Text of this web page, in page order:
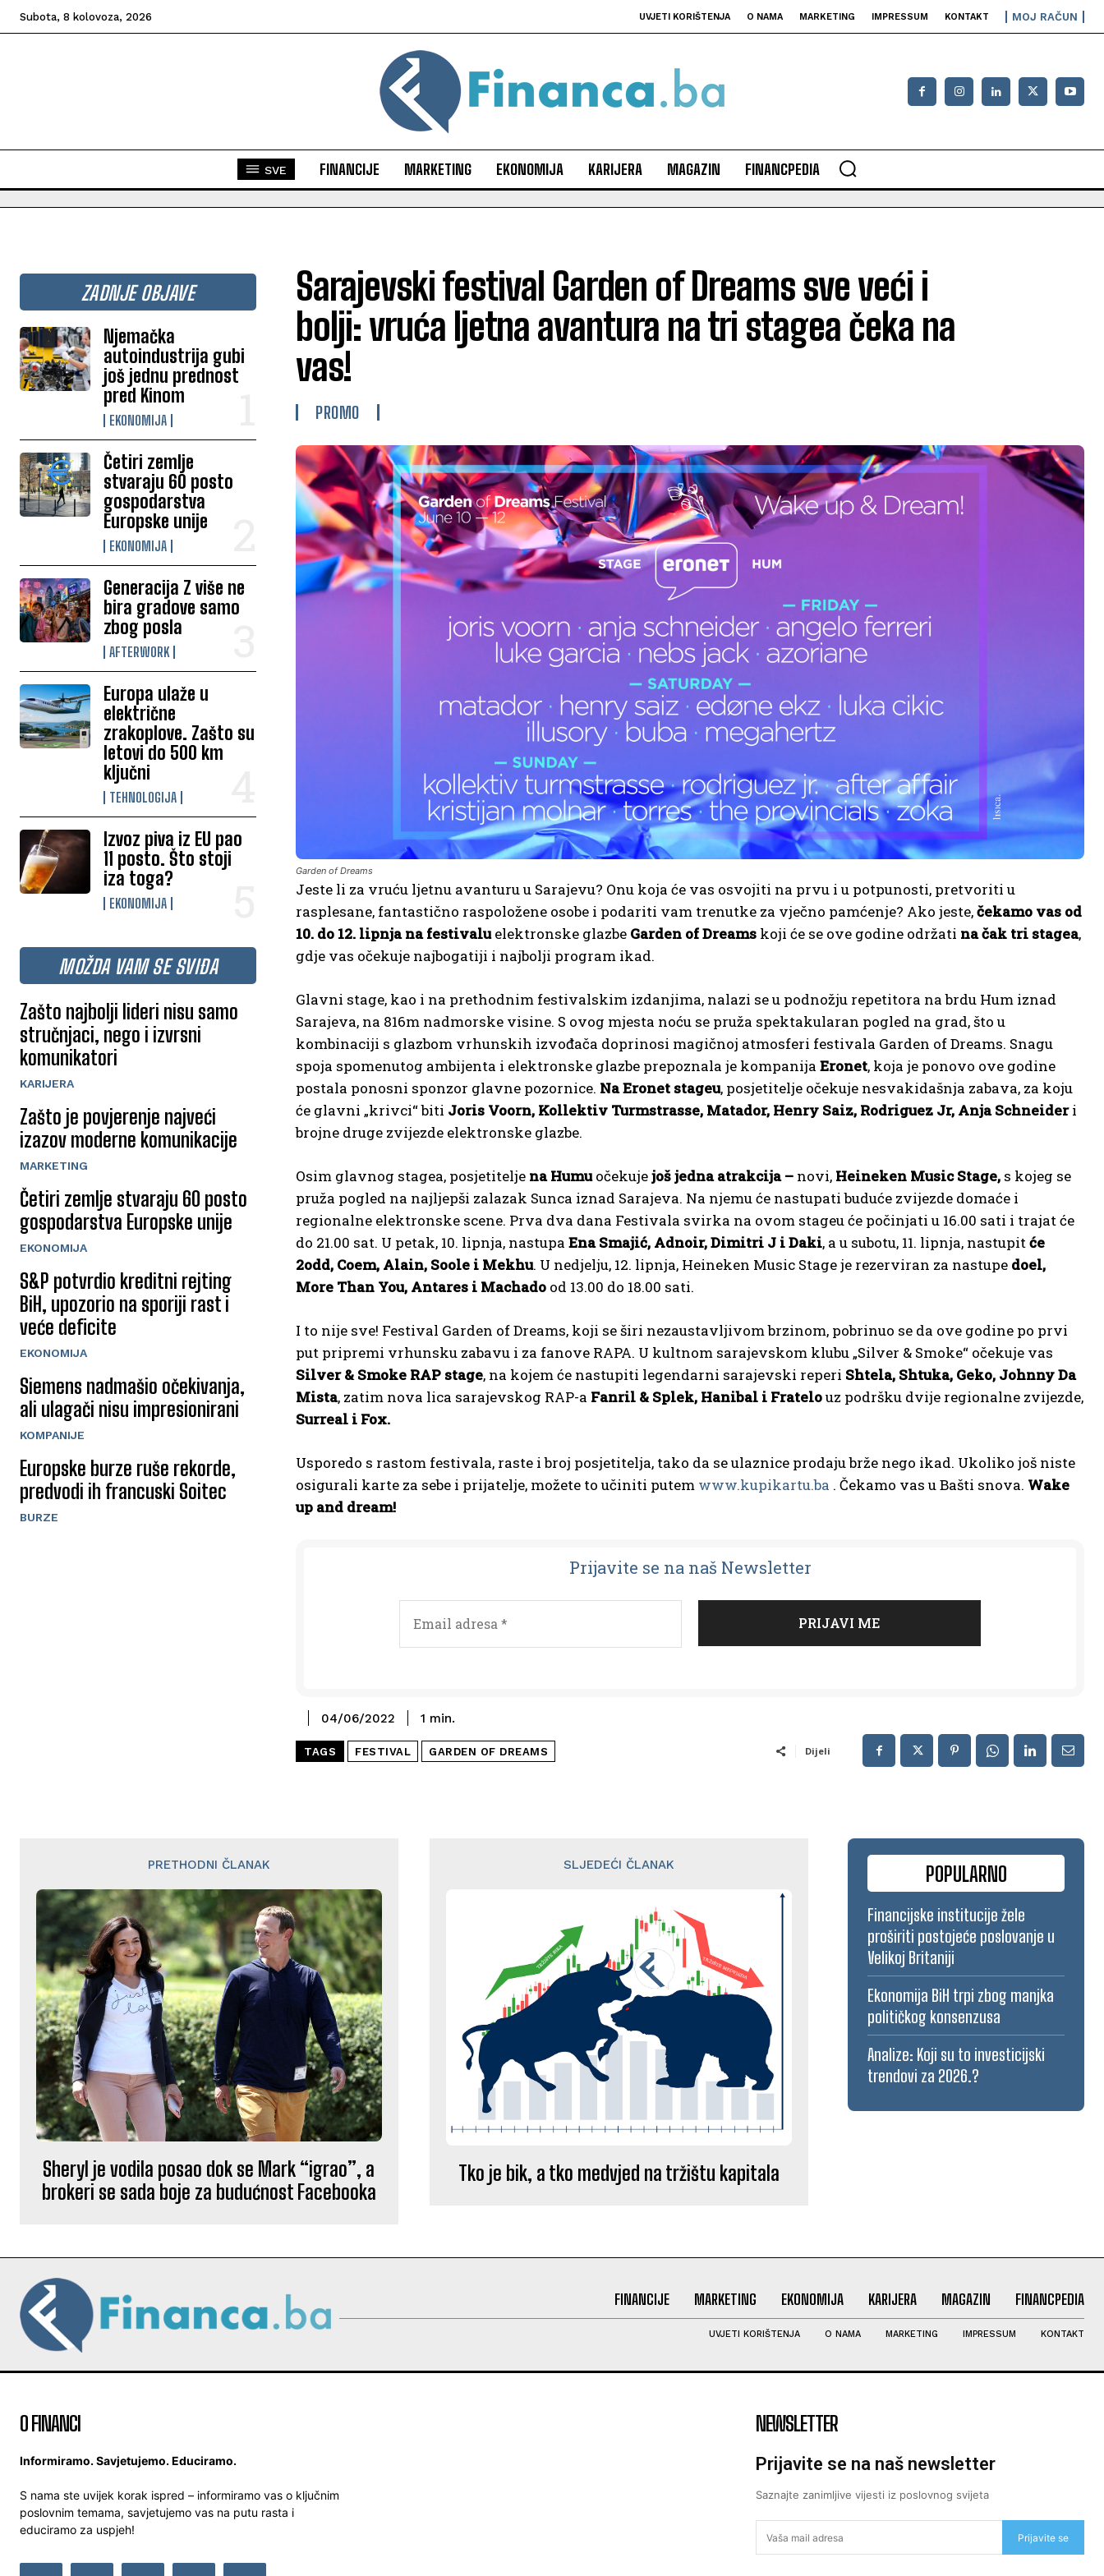
Subota, 8 kolovoza, 2026 UVJETI KORIŠTENJA O NAMA MARKETING IMPRESSUM KONTAKT MOJ RAČUN
SVE FINANCIJE MARKETING EKONOMIJA KARIJERA MAGAZIN FINANCPEDIA
ZADNJE OBJAVE
Njemačka
autoindustrija gubi
još jednu prednost
pred Kinom
EKONOMIJA
Četiri zemlje
stvaraju 60 posto
gospodarstva
Europske unije
EKONOMIJA
Generacija Z više ne
bira gradove samo
zbog posla
AFTERWORK
Europa ulaže u
električne
zrakoplove. Zašto su
letovi do 500 km
ključni
TEHNOLOGIJA
Izvoz piva iz EU pao
11 posto. Što stoji
iza toga?
EKONOMIJA
MOŽDA VAM SE SVIĐA
Zašto najbolji lideri nisu samo
stručnjaci, nego i izvrsni
komunikatori
KARIJERA
Zašto je povjerenje najveći
izazov moderne komunikacije
MARKETING
Četiri zemlje stvaraju 60 posto
gospodarstva Europske unije
EKONOMIJA
S&P potvrdio kreditni rejting
BiH, upozorio na sporiji rast i
veće deficite
EKONOMIJA
Siemens nadmašio očekivanja,
ali ulagači nisu impresionirani
KOMPANIJE
Europske burze ruše rekorde,
predvodi ih francuski Soitec
BURZE
Sarajevski festival Garden of Dreams sve veći i
bolji: vruća ljetna avantura na tri stagea čeka na
vas!
PROMO
Garden of Dreams
Jeste li za vruću ljetnu avanturu u Sarajevu? Onu koja će vas osvojiti na prvu i u potpunosti, pretvoriti u
rasplesane, fantastično raspoložene osobe i podariti vam trenutke za vječno pamćenje? Ako jeste,čekamo vas od
10. do 12. lipnja na festivaluelektronske glazbe Garden of Dreams koji će se ove godine održati na čak tri stagea,
gdje vas očekuje najbogatiji i najbolji program ikad.
Glavni stage, kao i na prethodnim festivalskim izdanjima, nalazi se u podnožju repetitora na brdu Hum iznad
Sarajeva, na 816m nadmorske visine. S ovog mjesta noću se pruža spektakularan pogled na grad, što u
kombinaciji s glazbom vrhunskih izvođača doprinosi magičnoj atmosferi festivala Garden of Dreams. Snagu
spoja spomenutog ambijenta i elektronske glazbe prepoznala je kompanija Eronet, koja je ponovo ove godine
postala ponosni sponzor glavne pozornice. Na Eronet stageu, posjetitelje očekuje nesvakidašnja zabava, za koju
će glavni „krivci“ biti Joris Voorn, Kollektiv Turmstrasse, Matador, Henry Saiz, Rodriguez Jr, Anja Schneideri
brojne druge zvijezde elektronske glazbe.
Osim glavnog stagea, posjetitelje na Humuočekujejoš jedna atrakcija – novi, Heineken Music Stage, s kojeg se
pruža pogled na najljepši zalazak Sunca iznad Sarajeva. Na njemu će nastupati buduće zvijezde domaće i
regionalne elektronske scene. Prva dva dana Festivala svirka na ovom stageu će počinjati u 16.00 sati i trajat će
do 21.00 sat. U petak, 10. lipnja, nastupa Ena Smajić, Adnoir, Dimitri J i Daki, a u subotu, 11. lipnja, nastupitće
2odd, Coem, Alain, Soole i Mekhu. U nedjelju, 12. lipnja, Heineken Music Stage je rezerviran za nastupe doel,
More Than You, Antares i Machado od 13.00 do 18.00 sati.
I to nije sve! Festival Garden of Dreams, koji se širi nezaustavljivom brzinom, pobrinuo se da ove godine po prvi
put pripremi vrhunsku zabavu i za fanove RAPA. U kultnom sarajevskom klubu „Silver & Smoke“ očekuje vas
Silver & Smoke RAP stage, na kojem će nastupiti legendarni sarajevski reperi Shtela, Shtuka, Geko, Johnny Da
Mista, zatim nova lica sarajevskog RAP-a Fanril & Splek, Hanibal i Fratelouz podršku dvije regionalne zvijezde,
Surreal i Fox.
Usporedo s rastom festivala, raste i broj posjetitelja, tako da se ulaznice prodaju brže nego ikad. Ukoliko još niste
osigurali karte za sebe i prijatelje, možete to učiniti putem www.kupikartu.ba . Čekamo vas u Bašti snova. Wake
up and dream!
Prijavite se na naš Newsletter
04/06/2022 1 min.
TAGS FESTIVAL GARDEN OF DREAMS Dijeli
PRETHODNI ČLANAK
Sheryl je vodila posao dok se Mark “igrao”, a
brokeri se sada boje za budućnost Facebooka
SLJEDEĆI ČLANAK
Tko je bik, a tko medvjed na tržištu kapitala
POPULARNO
Financijske institucije žele
proširiti postojeće poslovanje u
Velikoj Britaniji
Ekonomija BiH trpi zbog manjka
političkog konsenzusa
Analize: Koji su to investicijski
trendovi za 2026.?
FINANCIJE MARKETING EKONOMIJA KARIJERA MAGAZIN FINANCPEDIA
UVJETI KORIŠTENJA O NAMA MARKETING IMPRESSUM KONTAKT
O FINANCI
Informiramo. Savjetujemo. Educiramo.
S nama ste uvijek korak ispred – informiramo vas o ključnim
poslovnim temama, savjetujemo vas na putu rasta i
educiramo za uspjeh!
NEWSLETTER
Prijavite se na naš newsletter
Saznajte zanimljive vijesti iz poslovnog svijeta
Prijavite se